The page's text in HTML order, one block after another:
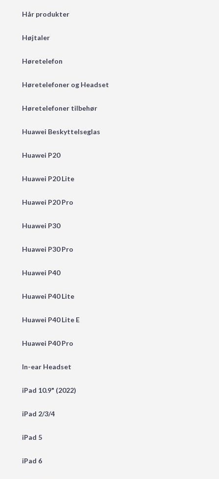
Hår produkter
Højtaler
Høretelefon
Høretelefoner og Headset
Høretelefoner tilbehør
Huawei Beskyttelseglas
Huawei P20
Huawei P20 Lite
Huawei P20 Pro
Huawei P30
Huawei P30 Pro
Huawei P40
Huawei P40 Lite
Huawei P40 Lite E
Huawei P40 Pro
In-ear Headset
iPad 10.9" (2022)
iPad 2/3/4
iPad 5
iPad 6